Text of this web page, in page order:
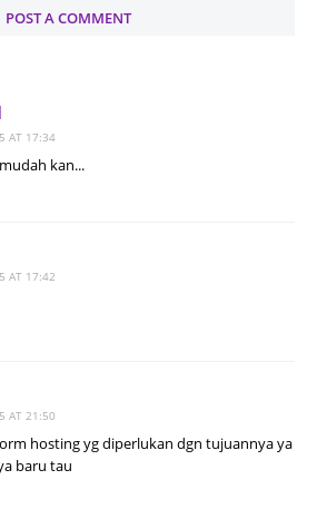
POST A COMMENT
AT 17:34
kan...
AT 17:42
AT 21:50
hosting yg diperlukan dgn tujuannya ya
baru tau